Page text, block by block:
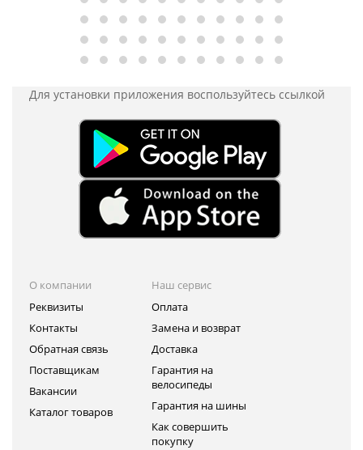
Для установки приложения воспользуйтесь ссылкой
О компании
Реквизиты
Контакты
Обратная связь
Поставщикам
Вакансии
Каталог товаров
Наш сервис
Оплата
Замена и возврат
Доставка
Гарантия на
велосипеды
Гарантия на шины
Как совершить
покупку